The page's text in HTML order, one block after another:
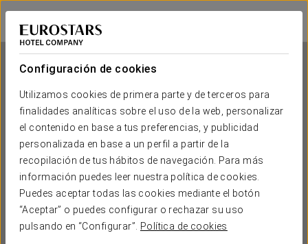
Configuración de cookies
Utilizamos cookies de primera parte y de terceros para
finalidades analíticas sobre el uso de la web, personalizar
el contenido en base a tus preferencias, y publicidad
personalizada en base a un perfil a partir de la
recopilación de tus hábitos de navegación. Para más
información puedes leer nuestra política de cookies.
Puedes aceptar todas las cookies mediante el botón
“Aceptar” o puedes configurar o rechazar su uso
pulsando en “Configurar”.
Política de cookies
Exe Campus
BARCELONA - CERDANYOLA DEL VALLÈS
Exe Campus
BARCELONA - CERDANYOLA DEL VALLÈS